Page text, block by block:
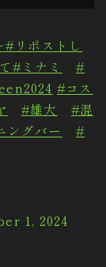
#リポストし
#ミナミ
#
#コス
#雄大
#混
ングバー
#
1, 2024